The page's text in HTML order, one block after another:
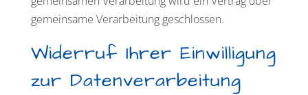
gemeinsame Verarbeitung geschlossen.
Widerruf Ihrer Einwilligung
zur Datenverarbeitung